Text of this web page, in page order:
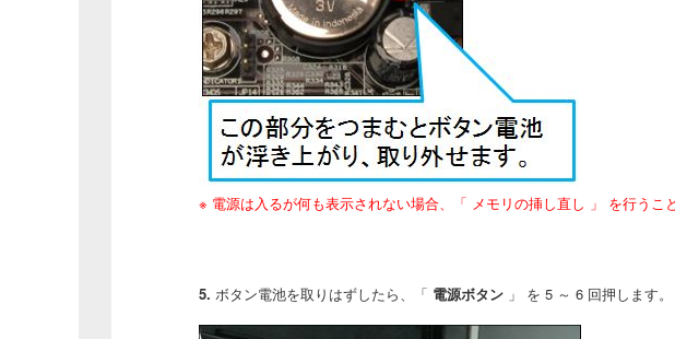
※ 電源は入るが何も表示されない場合、「 メモリの挿し直し 」 を行うこ
5. ボタン電池を取りはずしたら、「 電源ボタン 」 を 5 ～ 6 回押します。